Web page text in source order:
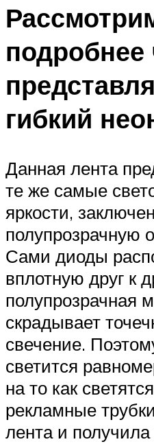
подробнее
гибкий
Данная лента
те же самые
яркости,
полупрозрачную
Сами диоды
вплотную друг к
полупрозрачная
скрадывает
свечение.
светится
на то как
рекламные
лента и получила